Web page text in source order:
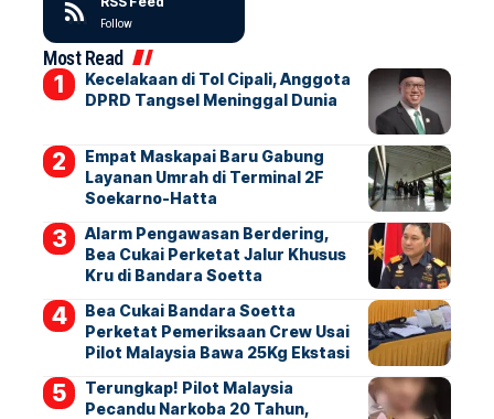
Follow
Most Read
Kecelakaan di Tol Cipali, Anggota
DPRD Tangsel Meninggal Dunia
Empat Maskapai Baru Gabung
Layanan Umrah di Terminal 2F
Soekarno-Hatta
Alarm Pengawasan Berdering,
Bea Cukai Perketat Jalur Khusus
Kru di Bandara Soetta
Bea Cukai Bandara Soetta
Perketat Pemeriksaan Crew Usai
Pilot Malaysia Bawa 25Kg Ekstasi
Terungkap! Pilot Malaysia
Pecandu Narkoba 20 Tahun,